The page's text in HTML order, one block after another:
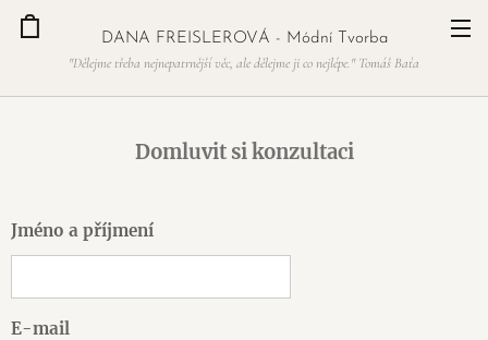
DANA FREISLEROVÁ - Módní Tvorba
"Dělejme třeba nejnepatrnější věc, ale dělejme ji co nejlépe." Tomáš Baťa
Domluvit si konzultaci
Jméno a příjmení
E-mail